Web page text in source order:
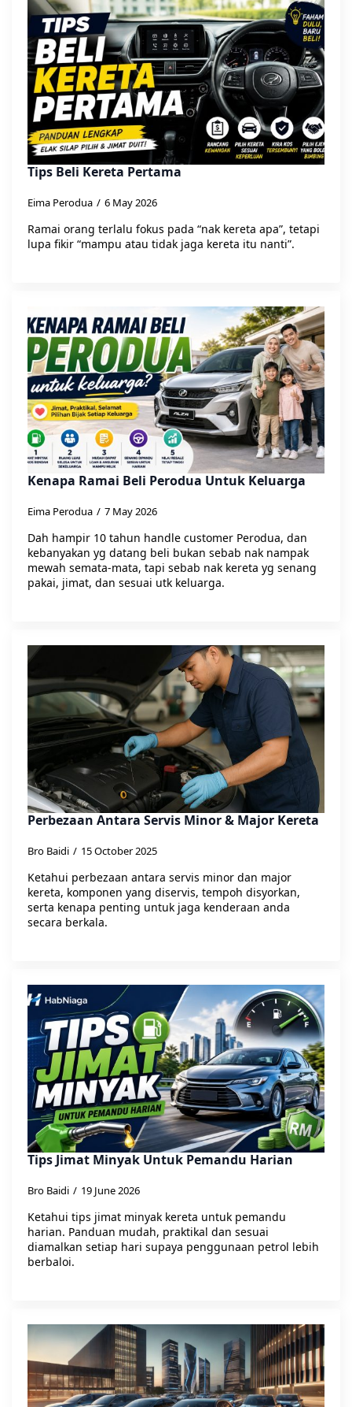
Tips Beli Kereta Pertama
Eima Perodua 6 May 2026
Ramai orang terlalu fokus pada “nak kereta apa”, tetapi
lupa fikir “mampu atau tidak jaga kereta itu nanti”.
Kenapa Ramai Beli Perodua Untuk Keluarga
Eima Perodua 7 May 2026
Dah hampir 10 tahun handle customer Perodua, dan
kebanyakan yg datang beli bukan sebab nak nampak
mewah semata-mata, tapi sebab nak kereta yg senang
pakai, jimat, dan sesuai utk keluarga.
Perbezaan Antara Servis Minor & Major Kereta
Bro Baidi 15 October 2025
Ketahui perbezaan antara servis minor dan major
kereta, komponen yang diservis, tempoh disyorkan,
serta kenapa penting untuk jaga kenderaan anda
secara berkala.
Tips Jimat Minyak Untuk Pemandu Harian
Bro Baidi 19 June 2026
Ketahui tips jimat minyak kereta untuk pemandu
harian. Panduan mudah, praktikal dan sesuai
diamalkan setiap hari supaya penggunaan petrol lebih
berbaloi.